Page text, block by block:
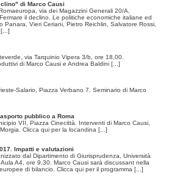
di Marco Causi
via dei Magazzini Generali 20/A,
il declino. Le politiche economiche italiane ed
Vieri Ceriani, Pietro Reichlin, Salvatore Rossi,
[...]
via Tarquinio Vipera 3/b, ore 18,00.
di Marco Causi e Andrea Baldini [...]
Salario, Piazza Verbano 7. Seminario di Marco
pubblico a Roma
VII, Piazza Cinecittà. Interventi di Marco Causi,
Clicca qui per la locandina [...]
Impatti e valutazioni
dal Dipartimento di Giurisprudenza, Università
A4, ore 9,30. Marco Causi sarà discussant nella
di bilancio. Clicca qui per il programma [...]